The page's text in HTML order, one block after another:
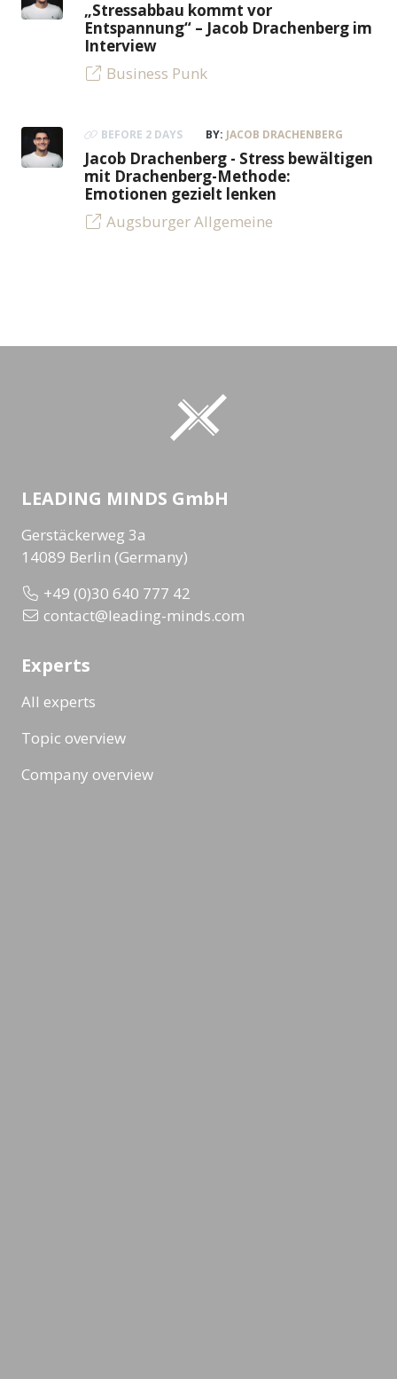
„Stressabbau kommt vor
Entspannung“ – Jacob Drachenberg im
Interview
Business Punk
BEFORE 2 DAYS BY: JACOB DRACHENBERG
Jacob Drachenberg - Stress bewältigen
mit Drachenberg-Methode:
Emotionen gezielt lenken
Augsburger Allgemeine
LEADING MINDS GmbH
Gerstäckerweg 3a
14089 Berlin (Germany)
+49 (0)30 640 777 42
contact@leading-minds.com
Experts
All experts
Topic overview
Company overview